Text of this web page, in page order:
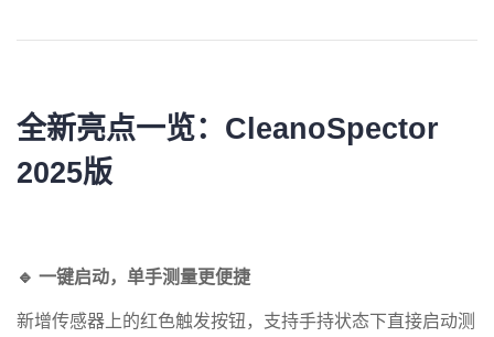
全新亮点一览： CleanoSpector
2025版
🔹 一键启动，单手测量更便捷
新增传感器上的红色触发按钮，支持手持状态下直接启动测